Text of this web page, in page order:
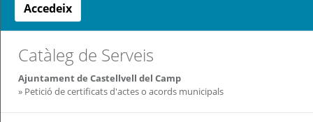
La
meva
carpeta
Aportar
documentació
Carpeta
ciutadana
(altres
administracions)
Altres
Ajuda
Accedeix
Catàleg de Serveis
Ajuntament de Castellvell del Camp
Petició de certificats d'actes o acords municipals